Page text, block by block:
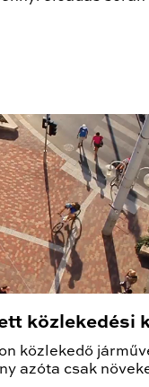
közlekedési
közlekedő
azóta csak